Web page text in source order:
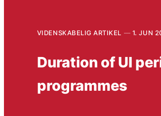
VIDENSKABELIG ARTIKEL 1. JUN
Duration of UI
programmes